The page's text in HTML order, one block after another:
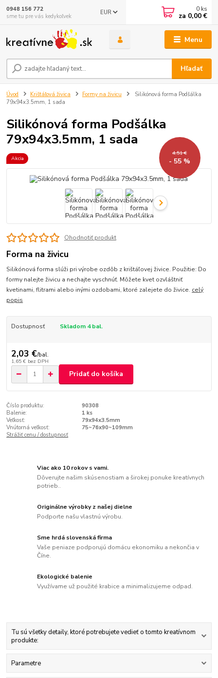
Menu
EUR
Hľadať
0948 156 772
sme tu pre vás kedykoľvek
0 ks
za 0,00 €
Úvod Krištáľová živica Formy na živicu
Silikónová forma Podšálka
79x94x3.5mm, 1 sada
Silikónová forma Podšálka
79x94x3.5mm, 1 sada
Akcia
4,51 €
- 55 %
Ohodnotiť produkt
Forma na živicu
Silikónová forma slúži pri výrobe ozdôb z krištáľovej živice. Použitie: Do
formy nalejte živicu a nechajte vyschnúť. Môžete kvet ozvláštniť
kvetinami, flitrami alebo inými ozdobami, ktoré zalejete do živice. celý
popis
Dostupnosť Skladom 4 bal.
2,03 €/bal.
1,65 € bez DPH
Pridať do košíka
Číslo produktu:
90308
Balenie:
1 ks
Veľkosť:
79x94x3.5mm
Vnútorná veľkosť:
75~76x90~109mm
Strážiť cenu / dostupnosť
Viac ako 10 rokov s vami.
Dôverujte našim skúsenostiam a širokej ponuke kreatívnych
potrieb..
Originálne výrobky z našej dielne
Podporte našu vlastnú výrobu.
Sme hrdá slovenská firma
Vaše peniaze podporujú domácu ekonomiku a nekončia v
Číne.
Ekologické balenie
Využívame už použité krabice a minimalizujeme odpad.
Tu sú všetky detaily, ktoré potrebujete vedieť o tomto kreatívnom
produkte:
Parametre